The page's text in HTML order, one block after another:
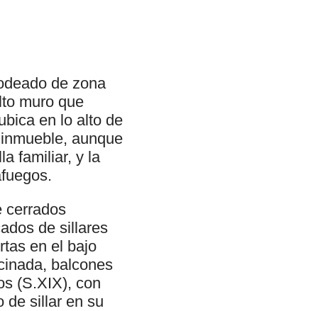
de zona
muro que
en lo alto de
aunque
familiar, y la
cerrados
de sillares
en el bajo
balcones
(S.XIX), con
de sillar en su